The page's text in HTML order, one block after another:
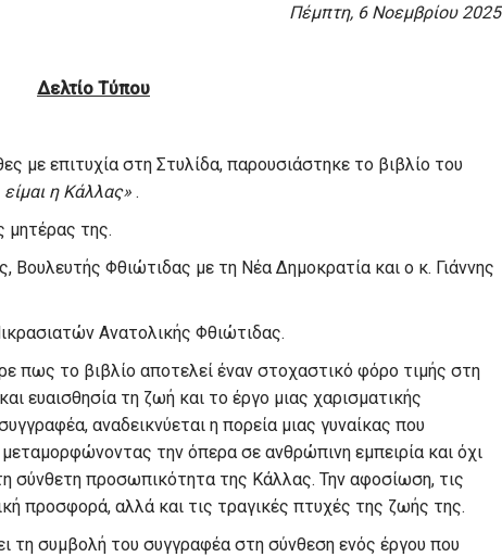
Πέμπτη, 6 Νοεμβρίου 2025
Δελτίο Τύπου
με επιτυχία στη Στυλίδα, παρουσιάστηκε το βιβλίο του
η Κάλλας» .
μητέρας της.
Φθιώτιδας με τη Νέα Δημοκρατία και ο κ. Γιάννης
Ανατολικής Φθιώτιδας.
πως το βιβλίο αποτελεί έναν στοχαστικό φόρο τιμής στη
ευαισθησία τη ζωή και το έργο μιας χαρισματικής
αναδεικνύεται η πορεία μιας γυναίκας που
την όπερα σε ανθρώπινη εμπειρία και όχι
σύνθετη προσωπικότητα της Κάλλας. Την αφοσίωση, τις
προσφορά, αλλά και τις τραγικές πτυχές της ζωής της.
τη συμβολή του συγγραφέα στη σύνθεση ενός έργου που